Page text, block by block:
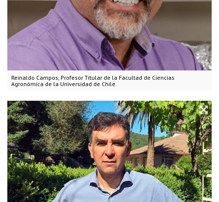
Reinaldo Campos, Profesor Titular de la Facultad de Ciencias
Agronómica de la Universidad de Chile.